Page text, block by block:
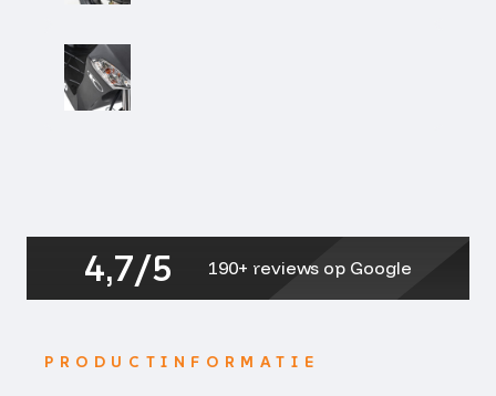
4,7/5 190+ reviews op Google
PRODUCTINFORMATIE